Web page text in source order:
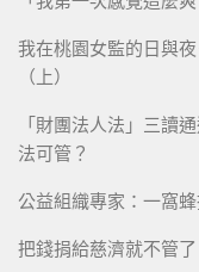
我在桃園女監的日與
（上）
「財團法人法」三讀
法可管？
公益組織專家：一窩
把錢捐給慈濟就不管